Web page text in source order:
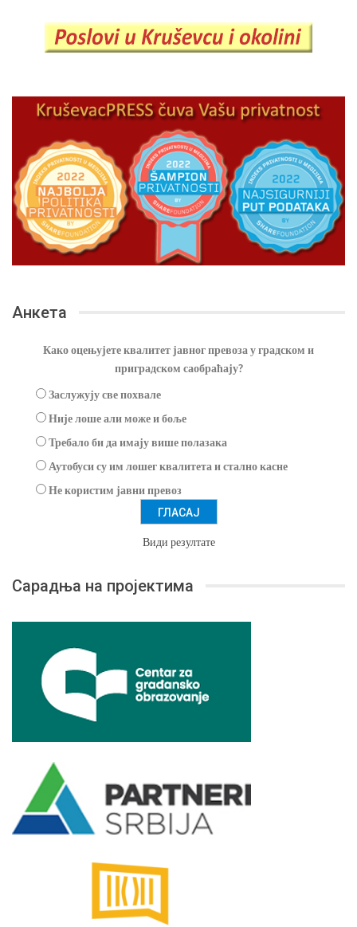
Анкета
Како оцењујете квалитет јавног превоза у градском и
приградском саобраћају?
Заслужују све похвале
Није лоше али може и боље
Требало би да имају више полазака
Аутобуси су им лошег квалитета и стално касне
Не користим јавни превоз
Види резултате
Сарадња на пројектима